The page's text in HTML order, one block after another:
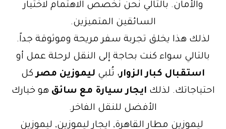
والأمان. بالتالي نحن نخصص الاهتمام لاختيار
السائقين المتميزين.
لذلك هذا يخلق تجربة سفر مريحة وموثوقة جداً.
بالتالي سواء كنت بحاجة إلى النقل لرحلة عمل أو
استقبال كبار الزوار، تُلبي ليموزين مصركل
احتياجاتك. لذلك ايجار سيارة مع سائق هو خيارك
الأفضل للنقل الفاخر.
ليموزين مطار القاهرة, ايجار ليموزين, ليموزين